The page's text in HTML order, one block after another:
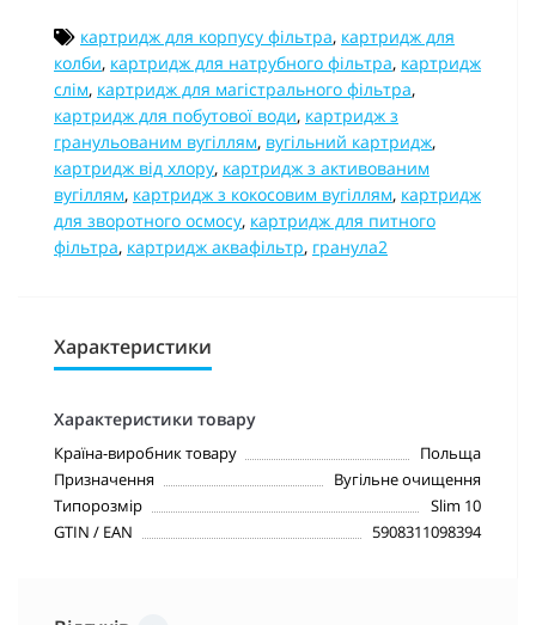
картридж для корпусу фільтра, картридж для
колби, картридж для натрубного фільтра, картридж
слім, картридж для магістрального фільтра,
картридж для побутової води, картридж з
гранульованим вугіллям, вугільний картридж,
картридж від хлору, картридж з активованим
вугіллям, картридж з кокосовим вугіллям, картридж
для зворотного осмосу, картридж для питного
фільтра, картридж аквафільтр, гранула2
Характеристики
Характеристики товару
Країна-виробник товару
Польща
Призначення
Вугільне очищення
Типорозмір
Slim 10
GTIN / EAN
5908311098394